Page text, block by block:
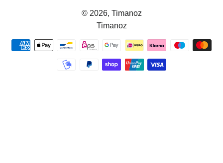
© 2026, Timanoz
Timanoz
Zahlungsmethoden